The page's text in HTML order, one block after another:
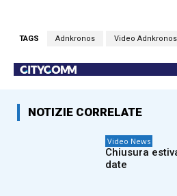
TAGS Adnkronos Video Adnkronos
NOTIZIE CORRELATE
Video News
Chiusura
date